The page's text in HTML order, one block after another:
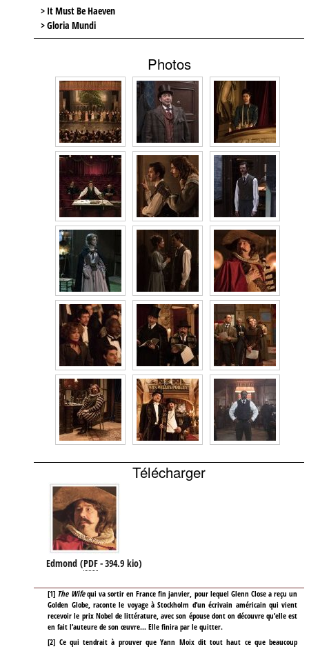
> It Must Be Haeven
> Gloria Mundi
Photos
Télécharger
Edmond (PDF-394.9 kio)
[1] The Wifequi va sortir en France fin janvier, pour lequel Glenn Close a reçu un
Golden Globe, raconte le voyage à Stockholm d’un écrivain américain qui vient
recevoir le prix Nobel de littérature, avec son épouse dont on découvre qu’elle est
en fait l’auteure de son œuvre… Elle finira par le quitter.
[2] Ce qui tendrait à prouver que Yann Moix dit tout haut ce que beaucoup